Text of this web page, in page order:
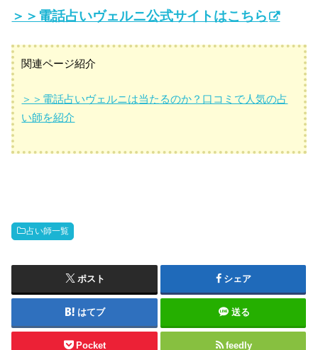
＞＞電話占いヴェルニ公式サイトはこちら
関連ページ紹介
＞＞電話占いヴェルニは当たるのか？口コミで人気の占
い師を紹介
占い師一覧
ポスト シェア
はてブ 送る
Pocket feedly